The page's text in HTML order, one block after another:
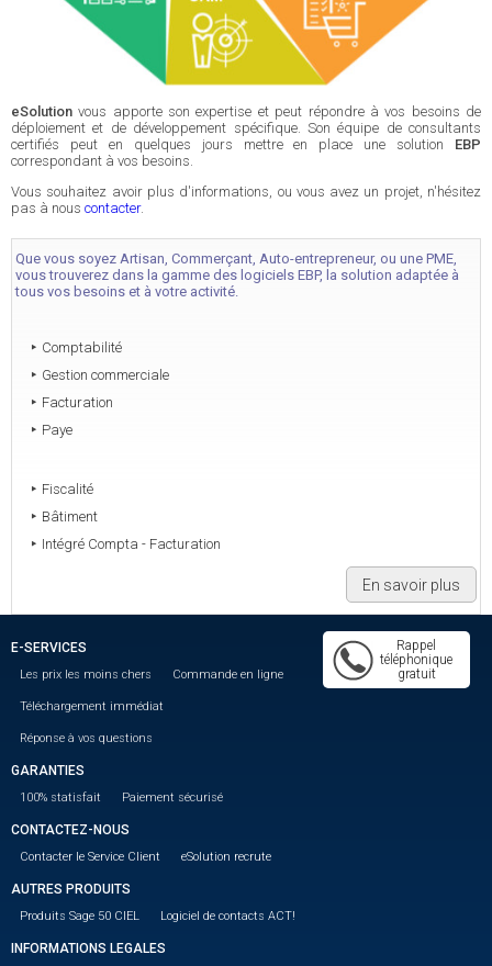
eSolution vous apporte son expertise et peut répondre à vos besoins de
déploiement et de développement spécifique. Son équipe de consultants
certifiés peut en quelques jours mettre en place une solution EBP
correspondant à vos besoins.
Vous souhaitez avoir plus d'informations, ou vous avez un projet, n'hésitez
pas à nous contacter.
Que vous soyez Artisan, Commerçant, Auto-entrepreneur, ou une PME,
vous trouverez dans la gamme des logiciels EBP, la solution adaptée à
tous vos besoins et à votre activité.
Comptabilité
Gestion commerciale
Facturation
Paye
Fiscalité
Bâtiment
Intégré Compta - Facturation
En savoir plus
Rappel
téléphonique
gratuit
E-SERVICES
Les prix les moins chers Commande en ligne
Téléchargement immédiat
Réponse à vos questions
GARANTIES
100% statisfait Paiement sécurisé
CONTACTEZ-NOUS
Contacter le Service Client eSolution recrute
AUTRES PRODUITS
Produits Sage 50 CIEL Logiciel de contacts ACT!
INFORMATIONS LEGALES